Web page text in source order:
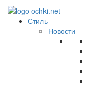
Стиль
Новости